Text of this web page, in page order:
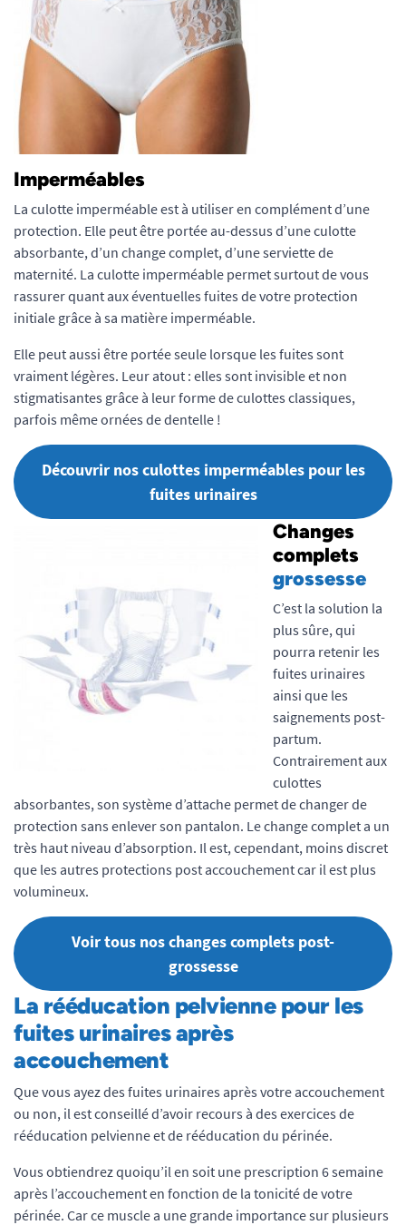
Imperméables
La culotte imperméable est à utiliser en complément d’une
protection. Elle peut être portée au-dessus d’une culotte
absorbante, d’un change complet, d’une serviette de
maternité. La culotte imperméable permet surtout de vous
rassurer quant aux éventuelles fuites de votre protection
initiale grâce à sa matière imperméable.
Elle peut aussi être portée seule lorsque les fuites sont
vraiment légères. Leur atout : elles sont invisible et non
stigmatisantes grâce à leur forme de culottes classiques,
parfois même ornées de dentelle !
Découvrir nos culottes imperméables pour les
fuites urinaires
Changes
complets
grossesse
C’est la solution la
plus sûre, qui
pourra retenir les
fuites urinaires
ainsi que les
saignements post-
partum.
Contrairement aux
culottes
absorbantes, son système d’attache permet de changer de
protection sans enlever son pantalon. Le change complet a un
très haut niveau d’absorption. Il est, cependant, moins discret
que les autres protections post accouchement car il est plus
volumineux.
Voir tous nos changes complets post-
grossesse
La rééducation pelvienne pour les
fuites urinaires après
accouchement
Que vous ayez des fuites urinaires après votre accouchement
ou non, il est conseillé d’avoir recours à des exercices de
rééducation pelvienne et de rééducation du périnée.
Vous obtiendrez quoiqu’il en soit une prescription 6 semaine
après l’accouchement en fonction de la tonicité de votre
périnée. Car ce muscle a une grande importance sur plusieurs